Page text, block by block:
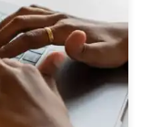
acessada por uma